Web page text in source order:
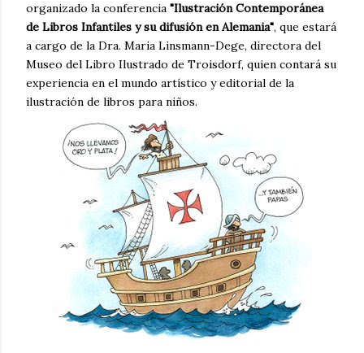
organizado la conferencia "Ilustración Contemporánea
de Libros Infantiles y su difusión en Alemania", que estará
a cargo de la Dra. Maria Linsmann-Dege, directora del
Museo del Libro Ilustrado de Troisdorf, quien contará su
experiencia en el mundo artístico y editorial de la
ilustración de libros para niños.